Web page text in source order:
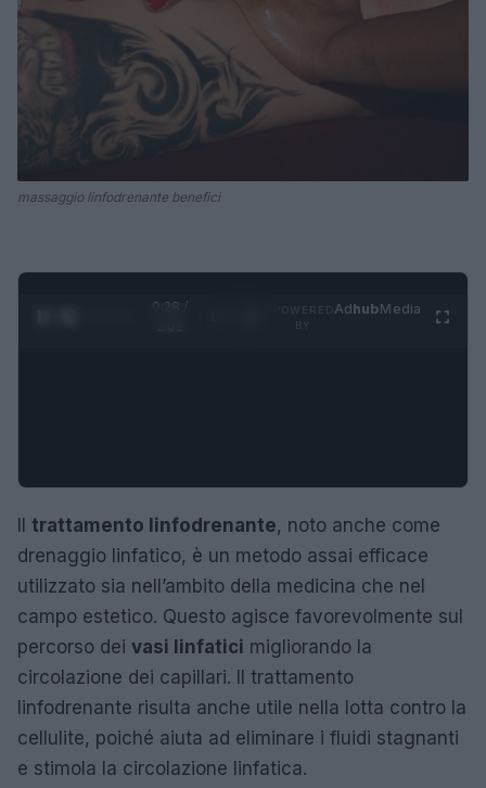
massaggio linfodrenante benefici
0:29 /
AdhubMedia
trattamento linfodrenante, noto anche come
drenaggio linfatico, è un metodo assai efficace
utilizzato sia nell’ambito della medicina che nel
campo estetico. Questo agisce favorevolmente sul
percorso dei vasi linfatici migliorando la
circolazione dei capillari. Il trattamento
linfodrenante risulta anche utile nella lotta contro la
cellulite, poiché aiuta ad eliminare i fluidi stagnanti
e stimola la circolazione linfatica.